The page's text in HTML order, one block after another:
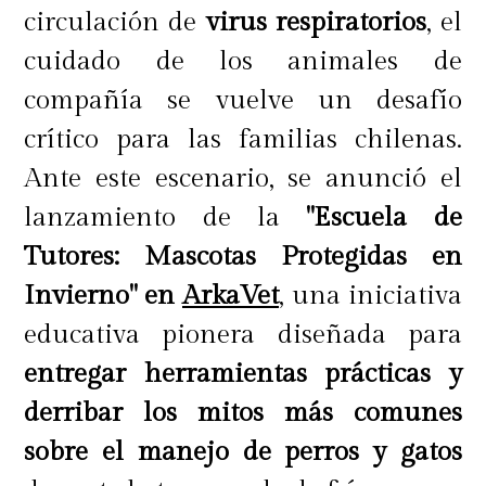
circulación de virus respiratorios, el
cuidado de los animales de
compañía se vuelve un desafío
crítico para las familias chilenas.
Ante este escenario, se anunció el
lanzamiento de la "Escuela de
Tutores: Mascotas Protegidas en
Invierno" enArkaVet, una iniciativa
educativa pionera diseñada para
entregar herramientas prácticas y
derribar los mitos más comunes
sobre el manejo de perros y gatos